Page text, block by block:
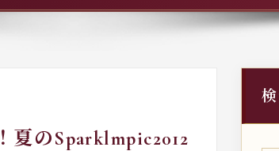
のSparklmpic2012